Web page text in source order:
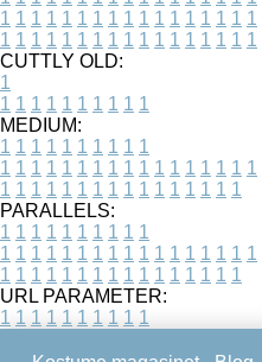
1 1 1 1 1 1 1 1 1 1 1 1 1 1 1 1 1
1 1 1 1 1 1 1 1 1 1 1 1 1 1 1 1 1
CUTTLY OLD:
1
1 1 1 1 1 1 1 1 1 1
MEDIUM:
1 1 1 1 1 1 1 1 1 1
1 1 1 1 1 1 1 1 1 1 1 1 1 1 1 1 1
1 1 1 1 1 1 1 1 1 1 1 1 1 1 1 1
PARALLELS:
1 1 1 1 1 1 1 1 1 1
1 1 1 1 1 1 1 1 1 1 1 1 1 1 1 1 1
1 1 1 1 1 1 1 1 1 1 1 1 1 1 1 1
URL PARAMETER:
1 1 1 1 1 1 1 1 1 1